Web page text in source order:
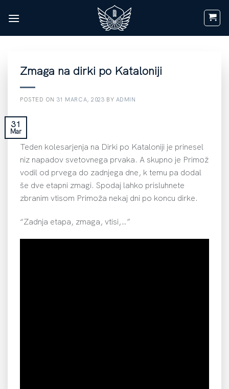
Zmaga na dirki po Kataloniji
POSTED ON 31 MARCA, 2023 BY ADMIN
31
Mar
Teden kolesarjenja na Dirki po Kataloniji je prinesel
niz napadov svetovnega prvaka. A skupno je Primož
vodil od prvega do zadnjega dne, k temu pa dodal
še dve etapni zmagi. Spodaj lahko prisluhnete
zbranim vtisom Primoža nekaj dni po koncu dirke.
“Zadnja etapa, zmaga, vtisi,…”